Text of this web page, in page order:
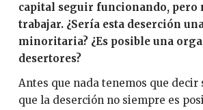
capital seguir funcionando, pero
trabajar. ¿Sería esta deserción
minoritaria? ¿Es posible una
desertores?
Antes que nada tenemos que decir
que la deserción no siempre es